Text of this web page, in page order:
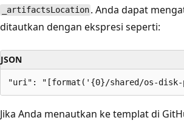
_artifactsLocation . Anda dapat
ditautkan dengan ekspresi seperti:
JSON
Jika Anda menautkan ke templat di